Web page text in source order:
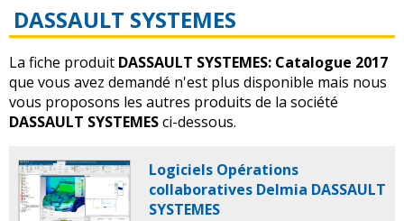
DASSAULT SYSTEMES
La fiche produit DASSAULT SYSTEMES: Catalogue 2017
que vous avez demandé n'est plus disponible mais nous
vous proposons les autres produits de la société
DASSAULT SYSTEMESci-dessous.
Logiciels Opérations
collaboratives Delmia DASSAULT
SYSTEMES